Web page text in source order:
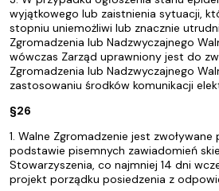
wyjątkowego lub zaistnienia sytuacji,
stopniu uniemożliwi lub znacznie
Zgromadzenia lub Nadzwyczajnego
wówczas Zarząd uprawniony jest do
Zgromadzenia lub Nadzwyczajnego
zastosowaniu środków komunikacji
§26
1. Walne Zgromadzenie jest zwoływane
podstawie pisemnych zawiadomień
Stowarzyszenia, co najmniej 14 dni
projekt porządku posiedzenia z